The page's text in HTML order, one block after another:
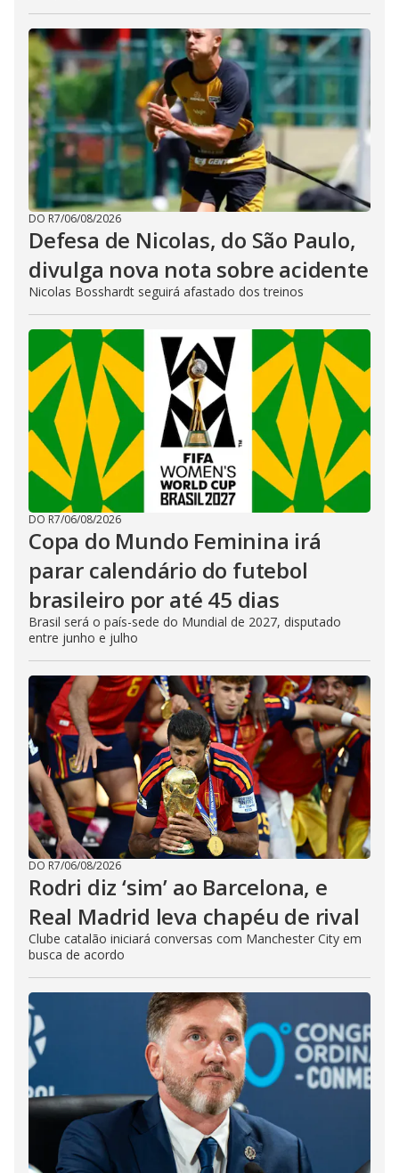
DO R7/06/08/2026
Defesa de Nicolas, do São Paulo,
divulga nova nota sobre acidente
Nicolas Bosshardt seguirá afastado dos treinos
DO R7/06/08/2026
Copa do Mundo Feminina irá
parar calendário do futebol
brasileiro por até 45 dias
Brasil será o país-sede do Mundial de 2027, disputado
entre junho e julho
DO R7/06/08/2026
Rodri diz ‘sim’ ao Barcelona, e
Real Madrid leva chapéu de rival
Clube catalão iniciará conversas com Manchester City em
busca de acordo